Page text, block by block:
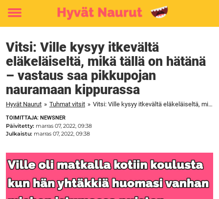
Toggle
Vitsi: Ville kysyy itkevältä
eläkeläiseltä, mikä tällä on hätänä
– vastaus saa pikkupojan
nauramaan kippurassa
Hyvät Naurut » Tuhmat vitsit » Vitsi: Ville kysyy itkevältä eläkeläiseltä, mikä tällä on hätänä – vastaus saa pikkupojan nauramaan kippurassa
TOIMITTAJA: NEWSNER
Päivitetty: marras 07, 2022, 09:38
Julkaistu: marras 07, 2022, 09:38